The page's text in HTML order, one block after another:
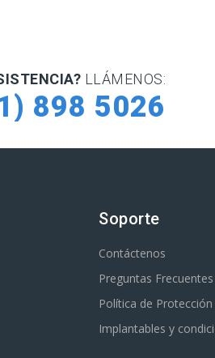
LLÁMENOS:
898 5026
Soporte
Contáctenos
Preguntas Frecuentes
Política de
Implantables y